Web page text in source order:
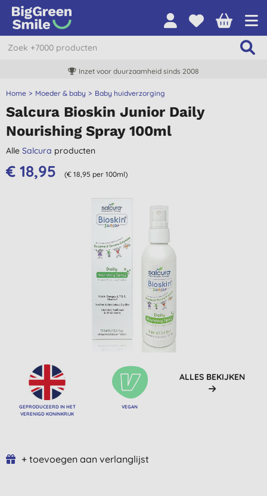
Inzet voor duurzaamheid sinds 2008
Home Moeder & baby Baby huidverzorging
Salcura Bioskin Junior Daily
Nourishing Spray 100ml
Alle Salcura producten
€ 18,95 (€ 18,95 per 100ml)
GEPRODUCEERD IN HET
VERENIGD KONINKRIJK
VEGAN
ALLES BEKIJKEN
+ toevoegen aan verlanglijst